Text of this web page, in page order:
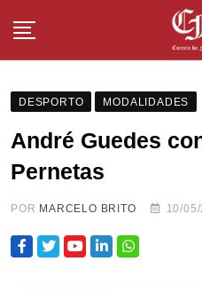
DESPORTO MODALIDADES
André Guedes
Pernetas
POR MARCELO BRITO 10/